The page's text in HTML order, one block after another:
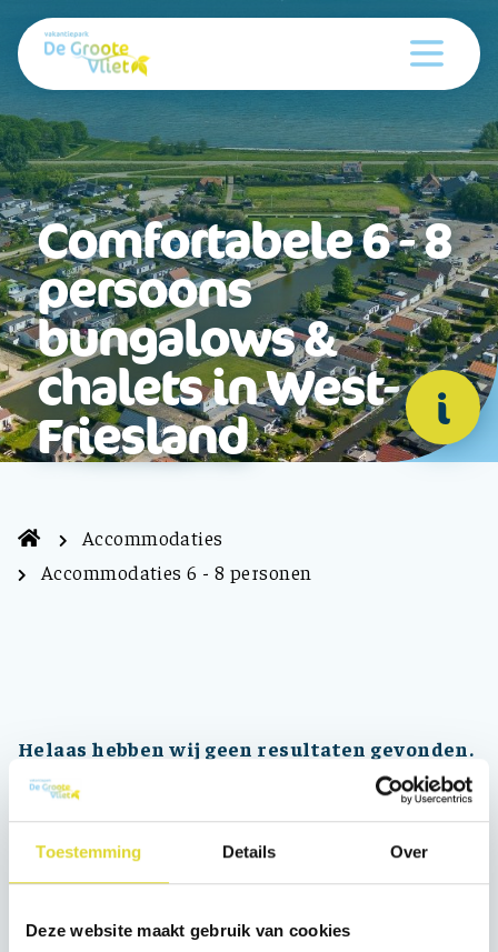
Toestemming Details Over
Deze website maakt gebruik van cookies
Comfortabele 6 - 8
persoons
bungalows &
chalets in West-
Friesland i
Accommodaties
Accommodaties 6 - 8 personen
Helaas hebben wij geen resultaten gevonden.
Verwijder één of meerdere filters om tot een
resultaat te komen of begin een nieuwe
zoekopdracht: